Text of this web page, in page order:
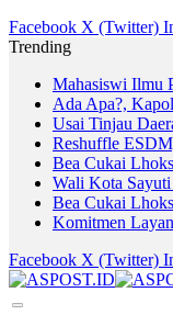
Facebook X (Twitter)
Trending
Mahasiswi Ilmu
Ada Apa?,
Usai Tinjau
Reshuffle
Bea Cukai
Wali Kota Sayuti
Bea Cukai
Komitmen
Facebook X (Twitter)